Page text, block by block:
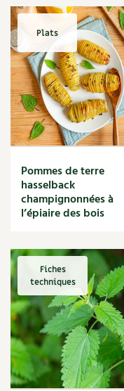
Moutarde
Multiplication
Muret
Muscade
Musique
Narcisse
Nature
Nettoyage
Nichoir
Noisette
Noix
Nourriture
Nuisibles
Numérique
Nutriments
Observation
Œuf
Oignon
Oiseaux
Olivier
Plats
Pommes de terre
hasselback
champignonnées à
l’épiaire des bois
Fiches
techniques